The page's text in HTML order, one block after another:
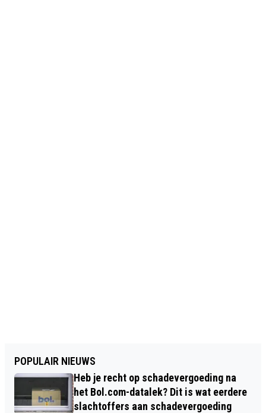
POPULAIR NIEUWS
Heb je recht op schadevergoeding na
het Bol.com-datalek? Dit is wat eerdere
slachtoffers aan schadevergoeding